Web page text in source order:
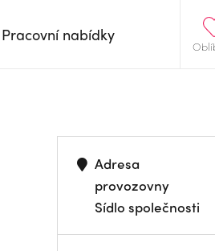
Pracovní nabídky
Adresa
provozovny
Sídlo společnosti